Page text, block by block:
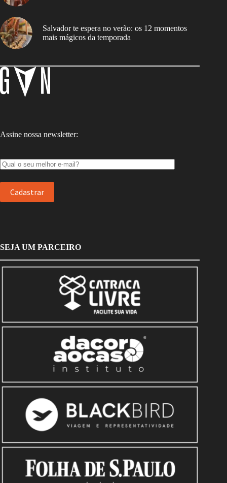
Salvador te espera no verão: os 12 momentos
mais mágicos da temporada
Assine nossa newsletter:
SEJA UM PARCEIRO